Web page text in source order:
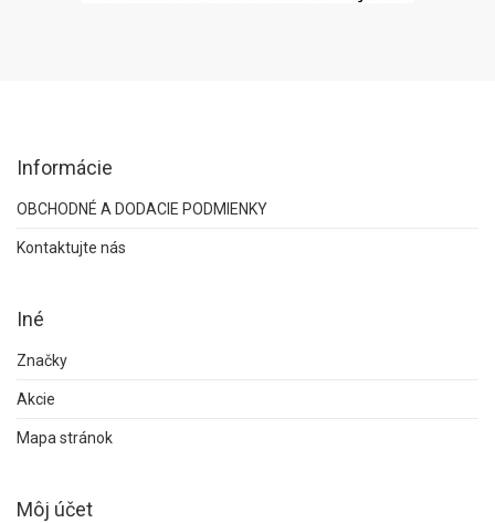
Informácie
OBCHODNÉ A DODACIE PODMIENKY
Kontaktujte nás
Iné
Značky
Akcie
Mapa stránok
Môj účet